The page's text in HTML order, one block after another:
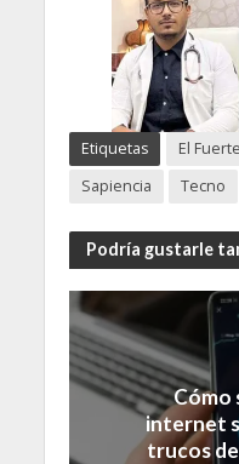
Etiquetas El
Sapiencia
Tecno
Podría gustarle
Cómo
internet
trucos